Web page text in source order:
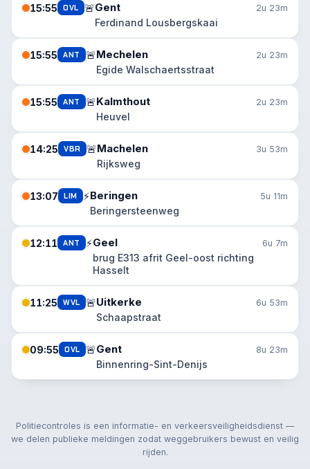
15:55 OVL 🚨Gent 2u 23m
Ferdinand Lousbergskaai
15:55 ANT 🚨Mechelen 2u 23m
Egide Walschaertsstraat
15:55 ANT 🚨Kalmthout 2u 23m
Heuvel
14:25 VBR 🚨Machelen 3u 53m
Rijksweg
13:07 LIM ⚡Beringen 5u 11m
Beringersteenweg
12:11 ANT ⚡Geel 6u 7m
brug E313 afrit Geel-oost richting
Hasselt
11:25 WVL 🚨Uitkerke 6u 53m
Schaapstraat
09:55 OVL 🚨Gent 8u 23m
Binnenring-Sint-Denijs
Politiecontroles is een informatie- en verkeersveiligheidsdienst —
we delen publieke meldingen zodat weggebruikers bewust en veilig
rijden.